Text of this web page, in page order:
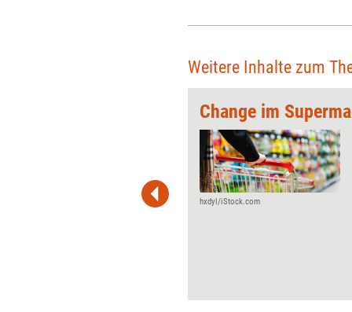
Weitere Inhalte zum
Change im
hxdyl/iStock.com